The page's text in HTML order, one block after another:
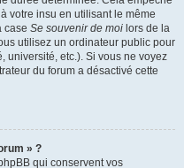
votre insu en utilisant le même
case Se souvenir de moi lors de la
utilisez un ordinateur public pour
université, etc.). Si vous ne voyez
du forum a désactivé cette
» ?
qui conservent vos